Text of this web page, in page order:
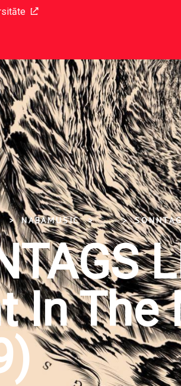
NABAMUSIC ...
In The